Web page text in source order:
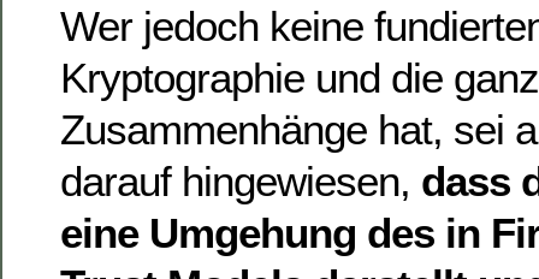
Wer jedoch keine
Kryptographie und die
Zusammenhänge hat, sei
darauf hingewiesen, dass
eine Umgehung des in